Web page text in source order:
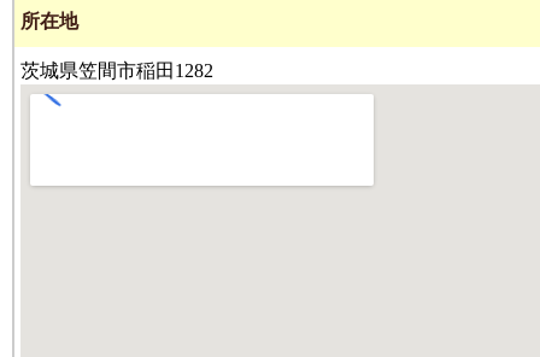
所在地
茨城県笠間市稲田1282